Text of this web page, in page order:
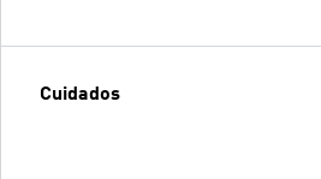
Cuidados